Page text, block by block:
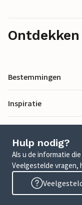
Ontdekken
Bestemmingen
Inspiratie
Hulp nodig?
Als u de informatie
Veelgestelde vragen,